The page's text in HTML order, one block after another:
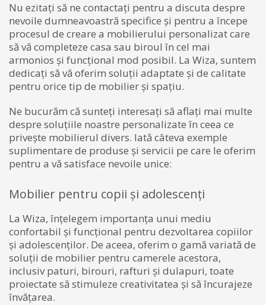
Nu ezitați să ne contactați pentru a discuta despre
nevoile dumneavoastră specifice și pentru a începe
procesul de creare a mobilierului personalizat care
să vă completeze casa sau biroul în cel mai
armonios și funcțional mod posibil. La Wiza, suntem
dedicați să vă oferim soluții adaptate și de calitate
pentru orice tip de mobilier și spațiu.
Ne bucurăm că sunteți interesați să aflați mai multe
despre soluțiile noastre personalizate în ceea ce
privește mobilierul divers. Iată câteva exemple
suplimentare de produse și servicii pe care le oferim
pentru a vă satisface nevoile unice:
Mobilier pentru copii și adolescenți
La Wiza, înțelegem importanța unui mediu
confortabil și funcțional pentru dezvoltarea copiilor
și adolescenților. De aceea, oferim o gamă variată de
soluții de mobilier pentru camerele acestora,
inclusiv paturi, birouri, rafturi și dulapuri, toate
proiectate să stimuleze creativitatea și să încurajeze
învățarea.